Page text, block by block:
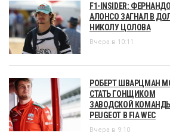
F1-INSIDER: ФЕРНАНДО
АЛОНСО ЗАГНАЛ В
НИКОЛУ ЦОЛОВА
Вчера в 10:11
РОБЕРТ ШВАРЦМАН
СТАТЬ ГОНЩИКОМ
ЗАВОДСКОЙ КОМАНДЫ
PEUGEOT В FIA WEC
Вчера в 9:10